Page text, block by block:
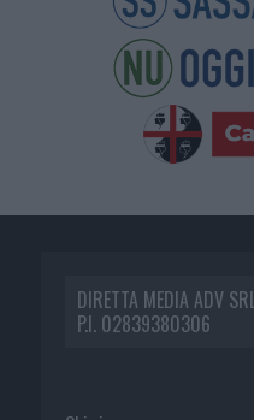
DIRETTA MEDIA ADV SRL
P.I. 02839380306